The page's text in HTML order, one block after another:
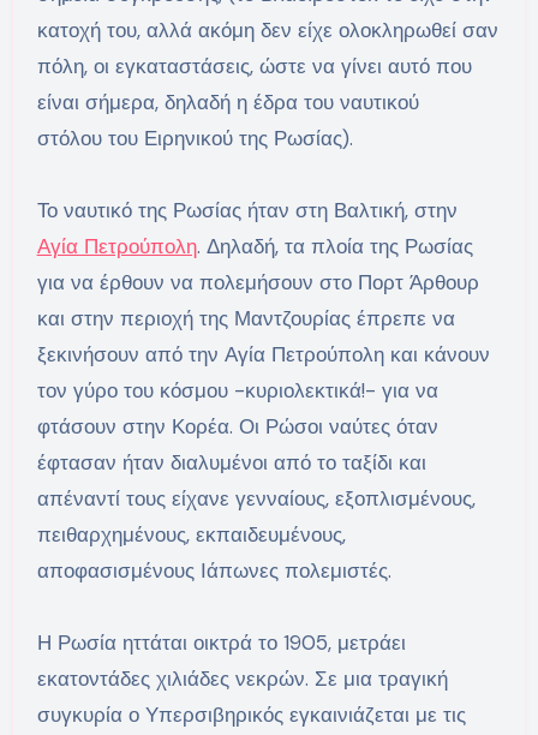
κατοχή του, αλλά ακόμη δεν είχε ολοκληρωθεί σαν
πόλη, οι εγκαταστάσεις, ώστε να γίνει αυτό που
είναι σήμερα, δηλαδή η έδρα του ναυτικού
στόλου του Ειρηνικού της Ρωσίας).
Το ναυτικό της Ρωσίας ήταν στη Βαλτική, στην
Αγία Πετρούπολη. Δηλαδή, τα πλοία της Ρωσίας
για να έρθουν να πολεμήσουν στο Πορτ Άρθουρ
και στην περιοχή της Μαντζουρίας έπρεπε να
ξεκινήσουν από την Αγία Πετρούπολη και κάνουν
τον γύρο του κόσμου -κυριολεκτικά!- για να
φτάσουν στην Κορέα. Οι Ρώσοι ναύτες όταν
έφτασαν ήταν διαλυμένοι από το ταξίδι και
απέναντί τους είχανε γενναίους, εξοπλισμένους,
πειθαρχημένους, εκπαιδευμένους,
αποφασισμένους Ιάπωνες πολεμιστές.
Η Ρωσία ηττάται οικτρά το 1905, μετράει
εκατοντάδες χιλιάδες νεκρών. Σε μια τραγική
συγκυρία ο Υπερσιβηρικός εγκαινιάζεται με τις